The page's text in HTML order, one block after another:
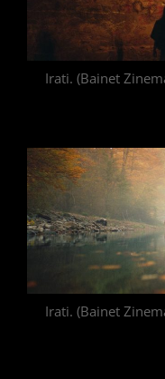
Irati. (Bainet
Irati. (Bainet